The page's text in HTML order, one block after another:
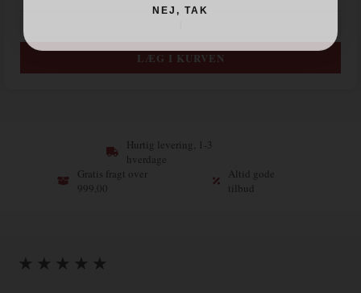
Hurtig levering, 1-3
hverdage
Gratis fragt over
999,00
Altid gode
tilbud
★ ★ ★ ★ ★